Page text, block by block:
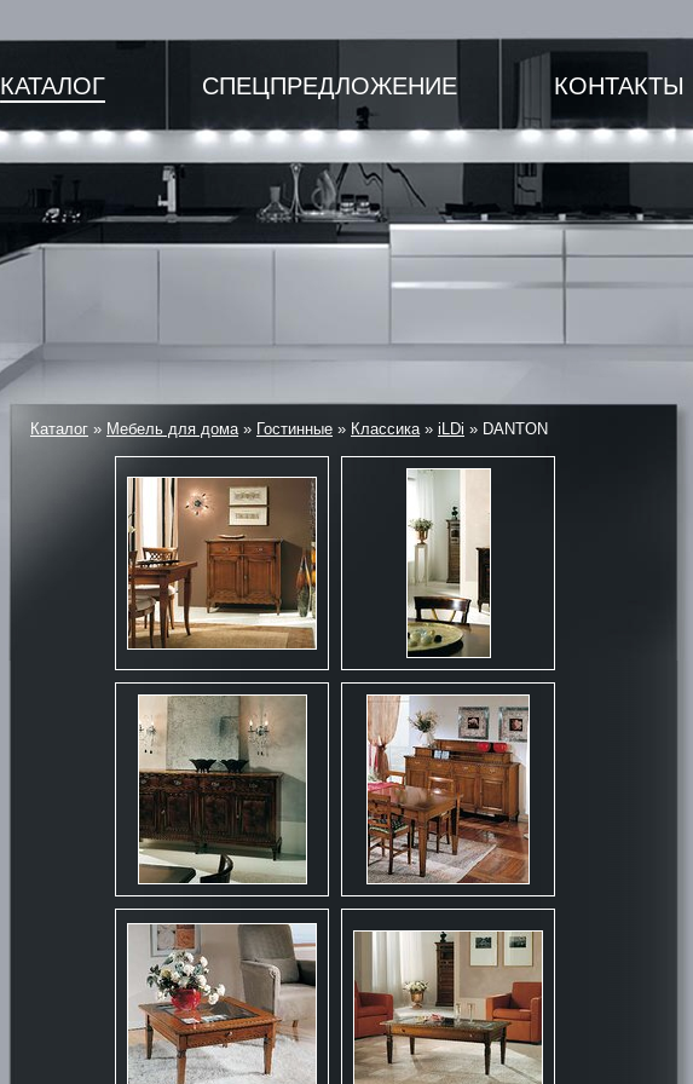
КАТАЛОГ СПЕЦПРЕДЛОЖЕНИЕ КОНТАКТЫ
Каталог » Мебель для дома» Гостинные » Классика» iLDi » DANTON